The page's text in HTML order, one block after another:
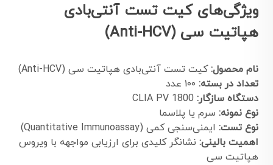
ویژگی‌های کیت تست آنتی‌بادی
هپاتیت سی (Anti-HCV)
نام محصول:کیت تست آنتی‌بادی هپاتیت سی (Anti-HCV)
تعداد در بسته:
دستگاه سازگار:
نوع نمونه: سرم یا پلاسما
نوع تست: ایمنی‌سنجی کمی (Quantitative Immunoassay)
اهمیت بالینی: نشانگر کلیدی برای ارزیابی مواجهه با ویروس
هپاتیت سی